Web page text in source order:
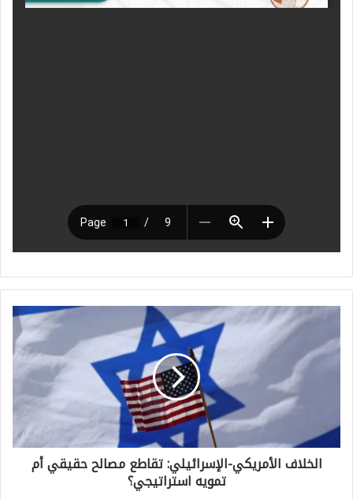
ل
الخلاف الأمريكي-الإسرائيلي: تقاطع مصالح حقيقي أم
تمويه استراتيجي؟